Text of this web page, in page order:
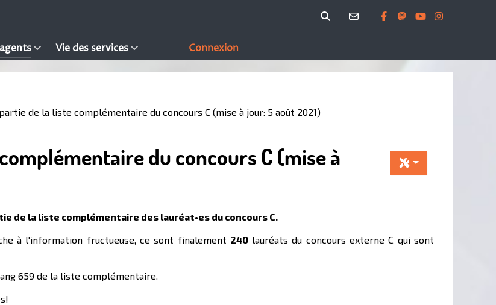
Vie des services Connexion
de la liste complémentaire du concours C (mise à jour: 5 août 2021)
du concours C (mise à
de la liste complémentaire des lauréat•es du concours C.
à l'information fructueuse, ce sont finalement 240lauréats du concours externe C qui sont
659 de la liste complémentaire.